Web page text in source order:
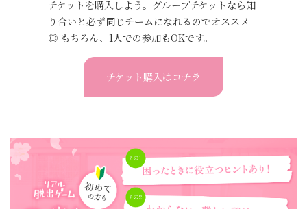
チケットを購入しよう。グループチケットなら知
り合いと必ず同じチームになれるのでオススメ
◎ もちろん、1人での参加もOKです。
チケット購入はコチラ